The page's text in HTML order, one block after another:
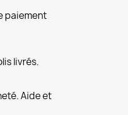
paiement
livrés.
Aide et